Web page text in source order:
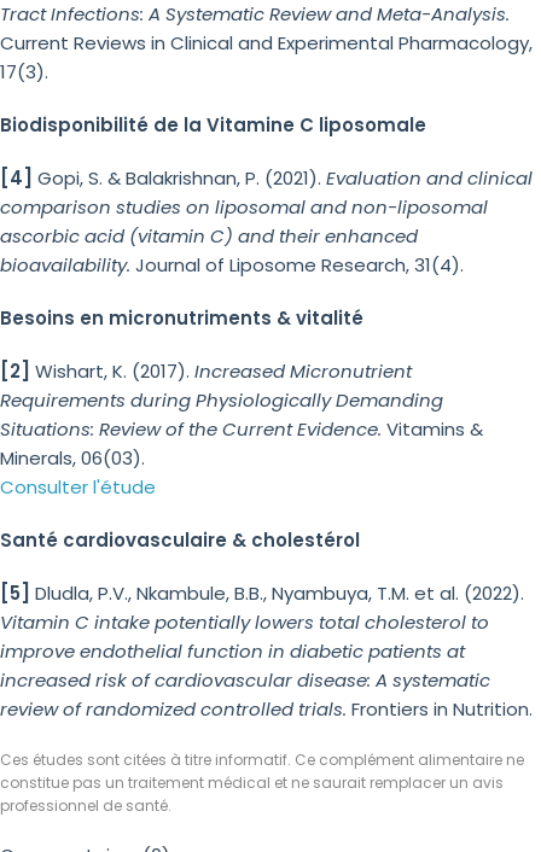
Tract Infections: A Systematic Review and Meta-Analysis.
Current Reviews in Clinical and Experimental Pharmacology,
17(3).
Biodisponibilité de la Vitamine C liposomale
[4] Gopi, S. & Balakrishnan, P. (2021). Evaluation and clinical
comparison studies on liposomal and non-liposomal
ascorbic acid (vitamin C) and their enhanced
bioavailability. Journal of Liposome Research, 31(4).
Besoins en micronutriments & vitalité
[2] Wishart, K. (2017). Increased Micronutrient
Requirements during Physiologically Demanding
Situations: Review of the Current Evidence. Vitamins &
Minerals, 06(03).
Consulter l'étude
Santé cardiovasculaire & cholestérol
[5]
Dludla, P.V., Nkambule, B.B., Nyambuya, T.M. et al. (2022).
Vitamin C intake potentially lowers total cholesterol to
improve endothelial function in diabetic patients at
increased risk of cardiovascular disease: A systematic
review of randomized controlled trials. Frontiers in Nutrition.
Ces études sont citées à titre informatif. Ce complément alimentaire ne
constitue pas un traitement médical et ne saurait remplacer un avis
professionnel de santé.